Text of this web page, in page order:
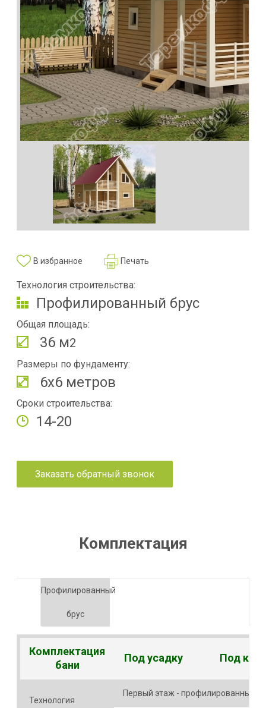
В избранное Печать
Технология строительства:
Профилированный брус
Общая площадь:
36 м2
Размеры по фундаменту:
6х6 метров
Сроки строительства:
14-20
Заказать обратный звонок
Комплектация
Профилированный
брус
Комплектация
бани
Под усадку Под
Технология
Первый этаж - профилированный